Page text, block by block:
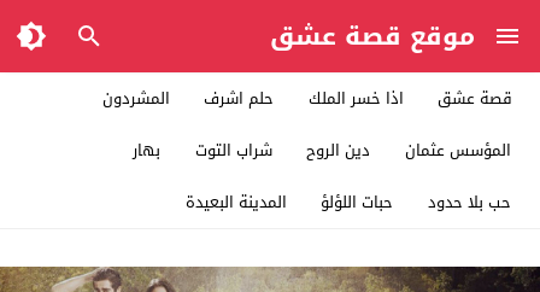
موقع قصة عشق
قصة عشق اذا خسر الملك حلم اشرف
المشردون
المؤسس عثمان
دين الروح شراب التوت
بهار
حب بلا حدود
حبات اللؤلؤ المدينة البعيدة